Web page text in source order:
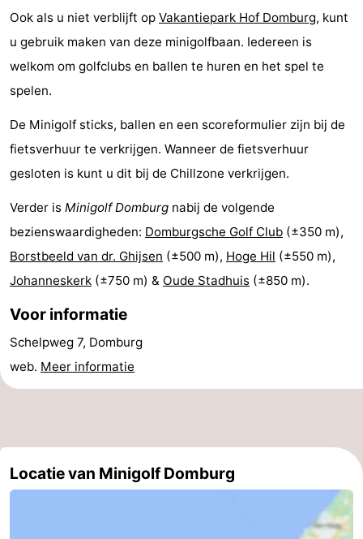
Vakantiehuizen
Buitenhof
Domburg
-
Hof
-
minutes
Strand
Zien
doen
-
Musea
-
Molens
-
Vuurtorens
-
Ook als u niet verblijft op Vakantiepark Hof Domburg, kunt
u gebruik maken van deze minigolfbaan. Iedereen is
welkom om golfclubs en ballen te huren en het spel te
spelen.
De Minigolf sticks, ballen en een scoreformulier zijn bij de
fietsverhuur te verkrijgen. Wanneer de fietsverhuur
gesloten is kunt u dit bij de Chillzone verkrijgen.
Verder is Minigolf Domburg nabij de volgende
bezienswaardigheden: Domburgsche Golf Club (±350 m),
Borstbeeld van dr. Ghijsen (±500 m), Hoge Hil (±550 m),
Johanneskerk (±750 m) & Oude Stadhuis (±850 m).
Voor informatie
Schelpweg 7, Domburg
web. Meer informatie
Locatie van Minigolf Domburg